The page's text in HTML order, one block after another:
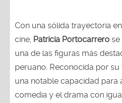
Con una sólida trayectoria
cine, Patricia Portocarrero
una de las figuras más
peruano. Reconocida por
una notable capacidad para
comedia y el drama con